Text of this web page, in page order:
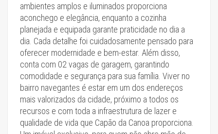
ambientes amplos e iluminados proporciona
aconchego e elegância, enquanto a cozinha
planejada e equipada garante praticidade no dia a
dia. Cada detalhe foi cuidadosamente pensado para
oferecer modernidade e bem-estar. Além disso,
conta com 02 vagas de garagem, garantindo
comodidade e segurança para sua família. Viver no
bairro navegantes é estar em um dos endereços
mais valorizados da cidade, próximo a todos os
recursos e com toda a infraestrutura de lazer e
qualidade de vida que Capão da Canoa proporciona.